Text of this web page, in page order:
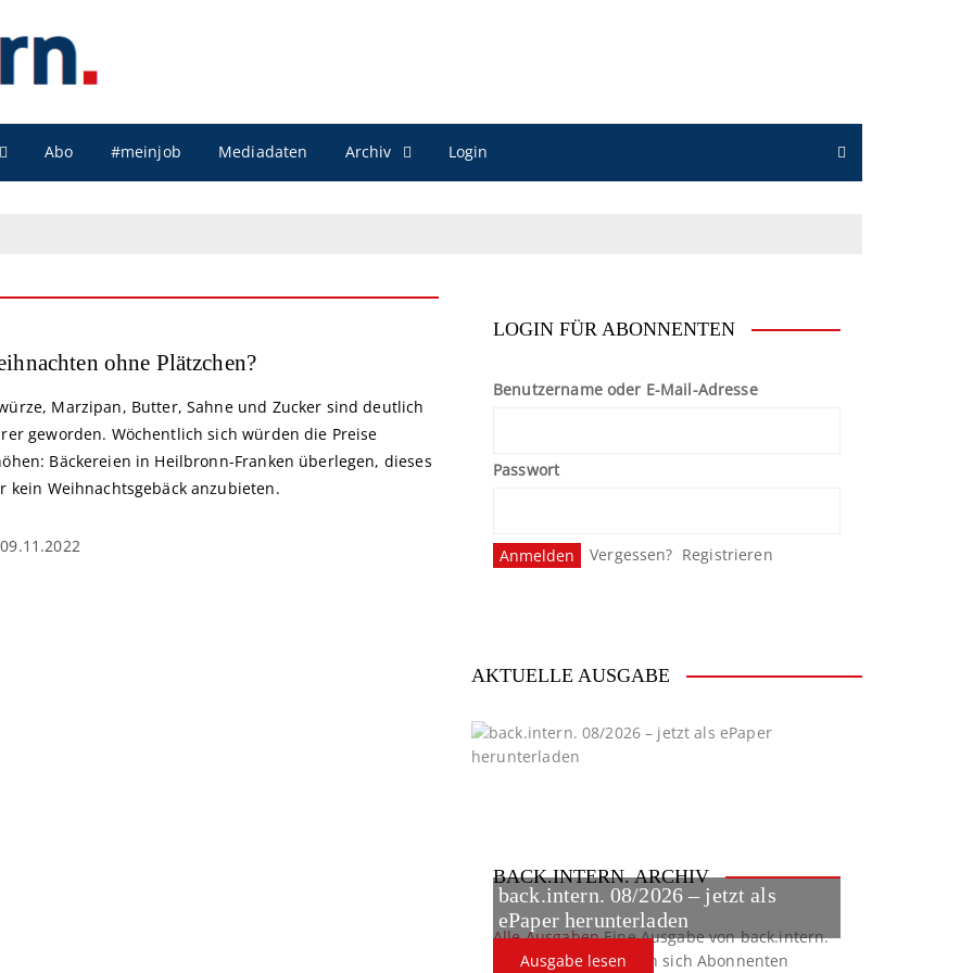
Abo #meinjob Mediadaten Archiv Login
ohne Plätzchen?
Marzipan, Butter, Sahne und Zucker sind deutlich
geworden. Wöchentlich sich würden die Preise
Bäckereien in Heilbronn-Franken überlegen, dieses
kein Weihnachtsgebäck anzubieten.
09.11.2022
LOGIN FÜR ABONNENTEN
Benutzername oder E-Mail-Adresse
Passwort
Vergessen? Registrieren
AKTUELLE AUSGABE
back.intern. 08/2026 – jetzt als
ePaper herunterladen
Ausgabe lesen
BACK.INTERN. ARCHIV
Alle AusgabenEine Ausgabe von back.intern.
verpasst? Hier können sich Abonnenten